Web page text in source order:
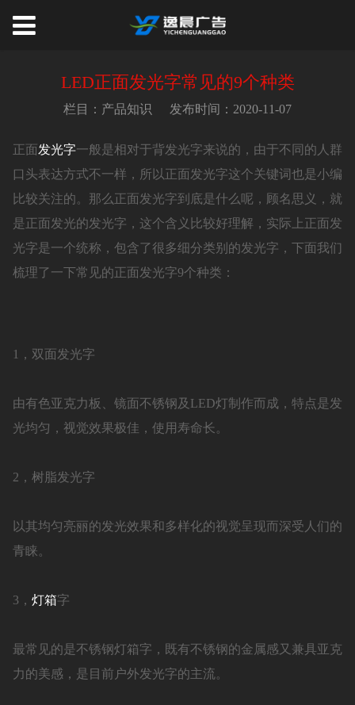
LED正面发光字常见的9个种类
栏目：产品知识 发布时间：2020-11-07
正面发光字一般是相对于背发光字来说的，由于不同的人群
口头表达方式不一样，所以正面发光字这个关键词也是小编
比较关注的。那么正面发光字到底是什么呢，顾名思义，就
是正面发光的发光字，这个含义比较好理解，实际上正面发
光字是一个统称，包含了很多细分类别的发光字，下面我们
梳理了一下常见的正面发光字9个种类：
1，双面发光字
由有色亚克力板、镜面不锈钢及LED灯制作而成，特点是发
光均匀，视觉效果极佳，使用寿命长。
2，树脂发光字
以其均匀亮丽的发光效果和多样化的视觉呈现而深受人们的
青睐。
3， 灯箱字
最常见的是不锈钢灯箱字，既有不锈钢的金属感又兼具亚克
力的美感，是目前户外发光字的主流。